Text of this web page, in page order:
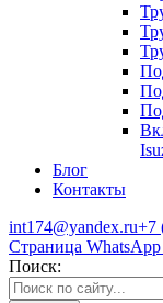
Блог
Контакты
int174@yandex.ru+7
Страница
Поиск: